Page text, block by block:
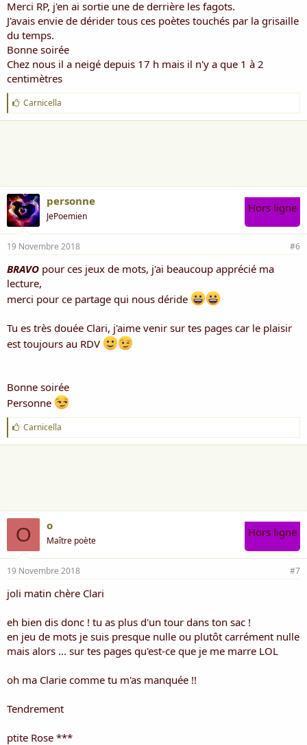
amitiiés
RP
Merci RP, j'en ai sortie une de derrière les fagots.
J'avais envie de dérider tous ces poètes touchés par la grisaille
du temps.
Bonne soirée
Chez nous il a neigé depuis 17 h mais il n'y a que 1 à 2
centimètres
J
'
a
Carnicella
personne
JePoemien
Hors ligne
19 Novembre 2018 #6
BRAVO pour ces jeux de mots, j'ai beaucoup apprécié ma
lecture,
merci pour ce partage qui nous déride
Tu es très douée Clari, j'aime venir sur tes pages car le plaisir
est toujours au RDV
Bonne soirée
Personne
J
'
a
Carnicella
O o
Maître poète
Hors ligne
19 Novembre 2018 #7
joli matin chère Clari
eh bien dis donc ! tu as plus d'un tour dans ton sac !
en jeu de mots je suis presque nulle ou plutôt carrément nulle
mais alors ... sur tes pages qu'est-ce que je me marre LOL
oh ma Clarie comme tu m'as manquée !!
Tendrement
ptite Rose ***